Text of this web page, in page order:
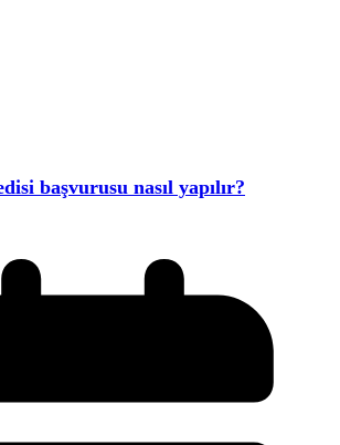
başvurusu nasıl yapılır?